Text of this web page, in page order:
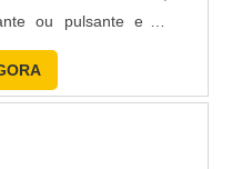
solicitando um
ou pulsante e é,
e equipamentos
contínua A
ocorre através de